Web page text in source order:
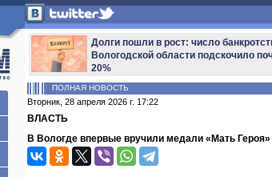
Долги пошли в рост: число
Вологодской области подскочило
20%
ПОЛНАЯ НОВОСТЬ
Вторник, 28 апреля 2026 г. 17:22
ВЛАСТЬ
В Вологде впервые вручили медали «Мать Героя»